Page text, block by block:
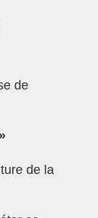
de
de la